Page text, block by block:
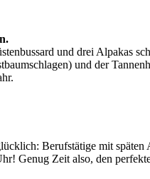
und drei Alpakas
und der
Berufstätige mit
Genug Zeit also, den